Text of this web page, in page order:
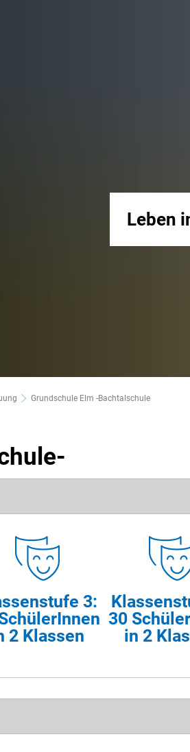
Leben
Grundschule Elm -Bachtalschule
3:
2 Klassen
30
in 2